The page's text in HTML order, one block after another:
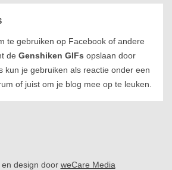
te gebruiken op Facebook of andere
de Genshiken GIFs opslaan door
kun je gebruiken als reactie onder een
of juist om je blog mee op te leuken.
en design door weCare Media